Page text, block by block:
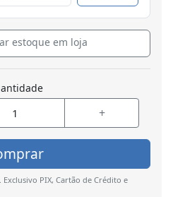
estoque em loja
+
PIX, Cartão de Crédito e